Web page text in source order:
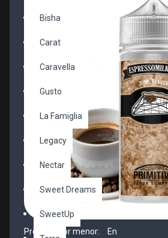
Bisha
Carat
Caravella
Gusto
La Famiglia
Legacy
Nectar
Sweet Dreams
SweetUp
Precio al por menor:
En